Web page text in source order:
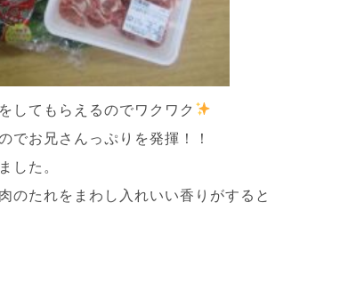
してもらえるのでワクワク
でお兄さんっぷりを発揮！！
した。
のたれをまわし入れいい香りがすると